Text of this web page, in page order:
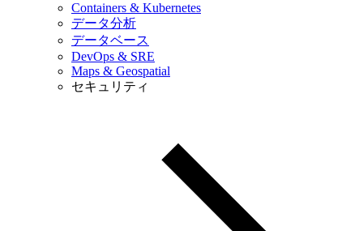
Containers & Kubernetes
データ分析
データベース
DevOps & SRE
Maps & Geospatial
セキュリティ